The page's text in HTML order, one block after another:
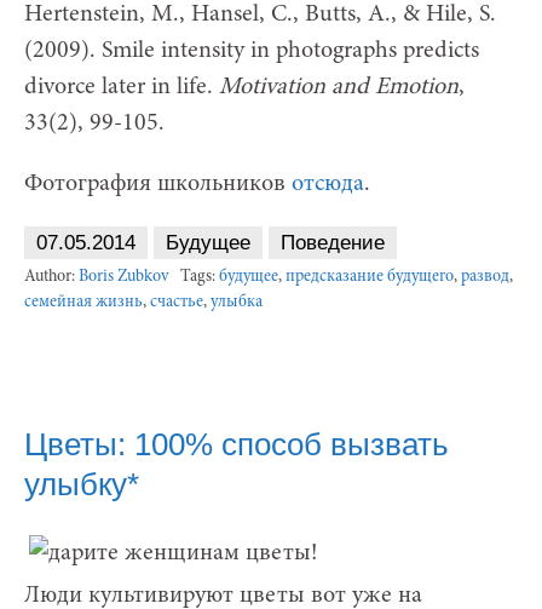
Hertenstein, M., Hansel, C., Butts, A., & Hile, S.
(2009). Smile intensity in photographs predicts
divorce later in life. Motivation and Emotion,
33(2), 99-105.
Фотография школьников отсюда.
07.05.2014 Будущее Поведение
Author: Boris Zubkov Tags: будущее, предсказание будущего, развод,
семейная жизнь, счастье, улыбка
Цветы: 100% способ вызвать
улыбку*
Люди культивируют цветы вот уже на